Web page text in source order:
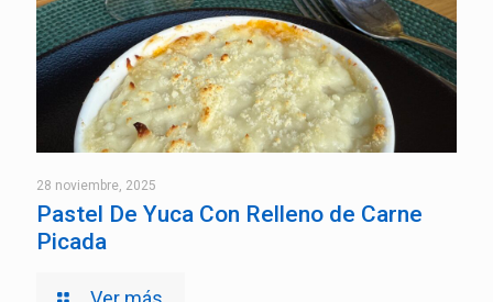
28 noviembre, 2025
Pastel De Yuca Con Relleno de Carne
Picada